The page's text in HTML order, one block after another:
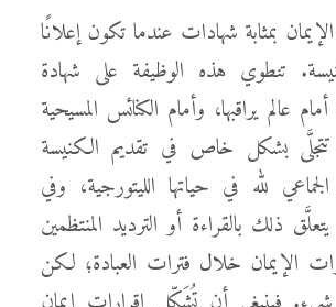
بمثابة شهادات عندما تكون إعلانًا
تنطوي هذه الوظيفة على شهادة
عالم يراقبها، وأمام الكنائس المسيحية
تتجلَّى بشكل خاص في تقديم الكنيسة
لله في حياتها الليتورجية، وفي
يتعلَّق ذلك بالقراءة أو الترديد المنتظمين
الإيمان خلال فترات العبادة؛ لكن